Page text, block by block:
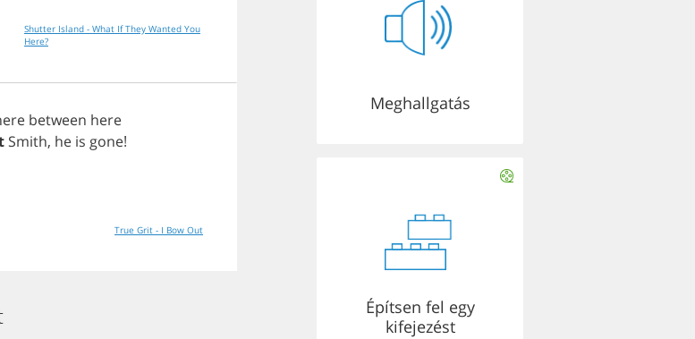
Shutter Island - What If They Wanted You
Here?
between here
Smith, he is gone!
True Grit - I Bow Out
Meghallgatás
Építsen fel egy
kifejezést